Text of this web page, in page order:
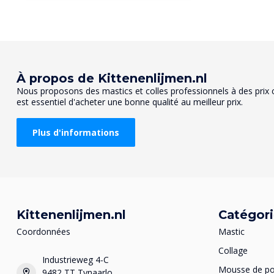
Goeie betaalbare kit
À propos de Kittenenlijmen.nl
Nous proposons des mastics et colles professionnels à des
est essentiel d'acheter une bonne qualité au meilleur prix.
Plus d'informations
Kittenenlijmen.nl
Coordonnées
Industrieweg 4-C
Mastic
Collage
Mousse de